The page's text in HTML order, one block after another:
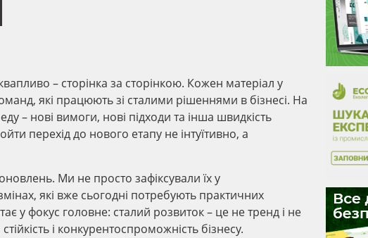
– сторінка за сторінкою. Кожен матеріал у
які працюють зі сталими рішеннями в бізнесі. На
– нові вимоги, нові підходи та інша швидкість
перехід до нового етапу не інтуїтивно, а
Ми не просто зафіксували їх у
які вже сьогодні потребують практичних
у фокус головне: сталий розвиток – це не тренд і не
і конкурентоспроможність бізнесу.